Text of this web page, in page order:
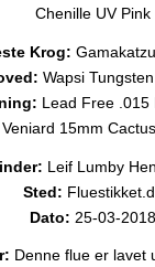
Chenille UV Pink
Krog:
Wapsi
Lead Free .015
15mm
Leif Lumby
Sted:
Dato: 25-03-2018
Denne flue er lavet